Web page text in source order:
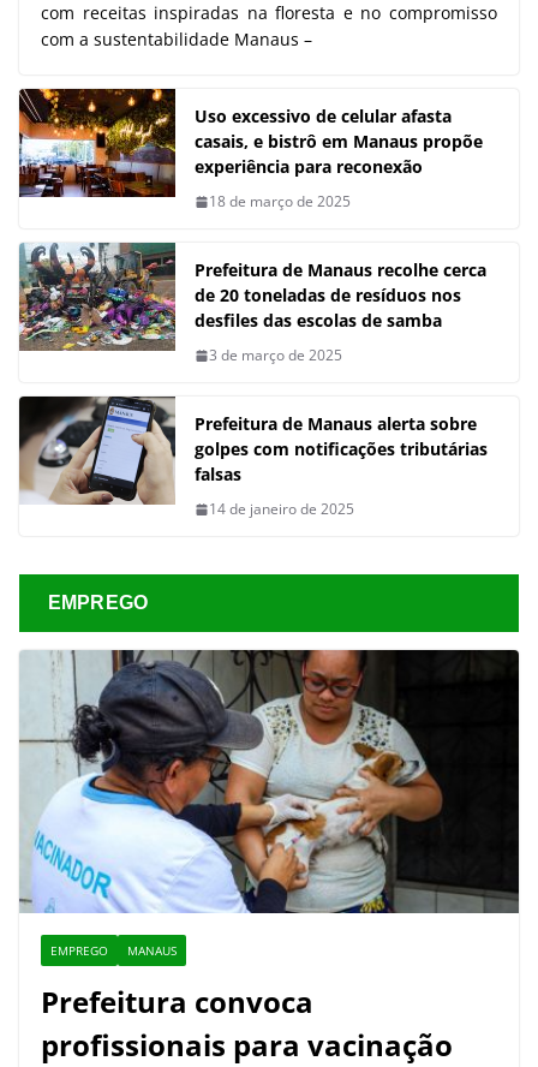
com receitas inspiradas na floresta e no compromisso
com a sustentabilidade Manaus –
Uso excessivo de celular afasta
casais, e bistrô em Manaus propõe
experiência para reconexão
18 de março de 2025
Prefeitura de Manaus recolhe cerca
de 20 toneladas de resíduos nos
desfiles das escolas de samba
3 de março de 2025
Prefeitura de Manaus alerta sobre
golpes com notificações tributárias
falsas
14 de janeiro de 2025
EMPREGO
EMPREGO MANAUS
Prefeitura convoca
profissionais para vacinação